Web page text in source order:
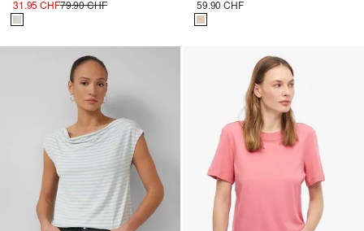
31.95 CHF79.90 CHF 59.90 CHF